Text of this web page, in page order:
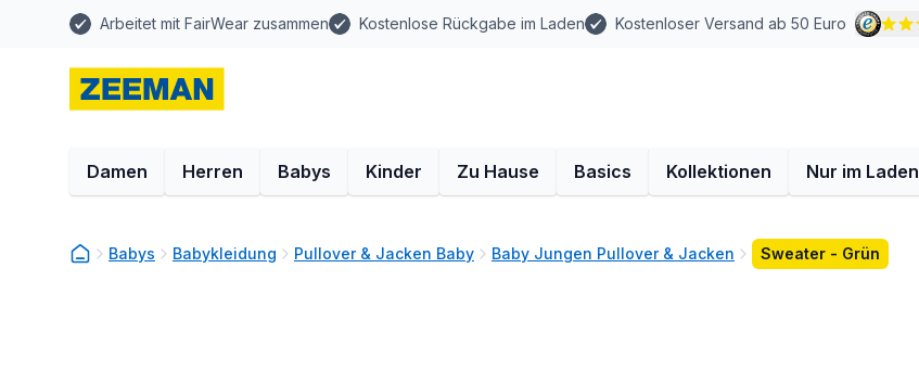
Arbeitet mit FairWear zusammen Kostenlose Rückgabe im Laden Kostenloser Versand ab 50 Euro
Damen Herren Babys Kinder Zu Hause Basics Kollektionen Nur im Laden
Babys Babykleidung Pullover & Jacken Baby Baby Jungen Pullover & Jacken Sweater - Grün